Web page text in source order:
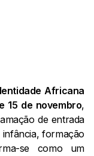
Africana
15 de novembro,
de entrada
formação
se como um